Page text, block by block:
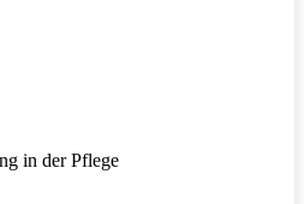
in der Pflege